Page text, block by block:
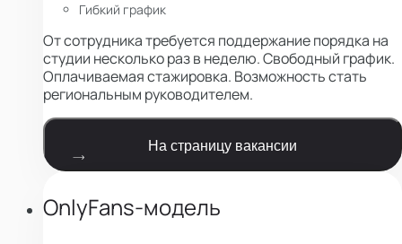
Гибкий график
От сотрудника требуется поддержание порядка на
студии несколько раз в неделю. Свободный график.
Оплачиваемая стажировка. Возможность стать
региональным руководителем.
На страницу вакансии
OnlyFans-модель